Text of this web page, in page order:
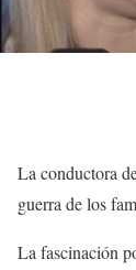
La conductora
guerra de los
La fascinación